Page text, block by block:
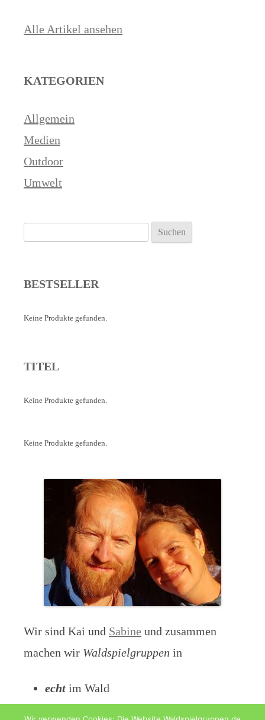
Alle Artikel ansehen
KATEGORIEN
Allgemein
Medien
Outdoor
Umwelt
nach:
BESTSELLER
Keine Produkte gefunden.
TITEL
Keine Produkte gefunden.
Keine Produkte gefunden.
Wir sind Kai und Sabine und zusammen
machen wir Waldspielgruppen in
echt im Wald